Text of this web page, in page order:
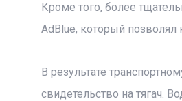
Кроме того, более
AdBlue, который позволял
В результате
свидетельство на тягач.